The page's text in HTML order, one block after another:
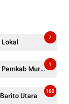
Lokal
7
Murung Raya
1
Barito Utara
160